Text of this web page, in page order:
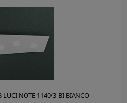
LUCI NOTE 1140/3-BI BIANCO